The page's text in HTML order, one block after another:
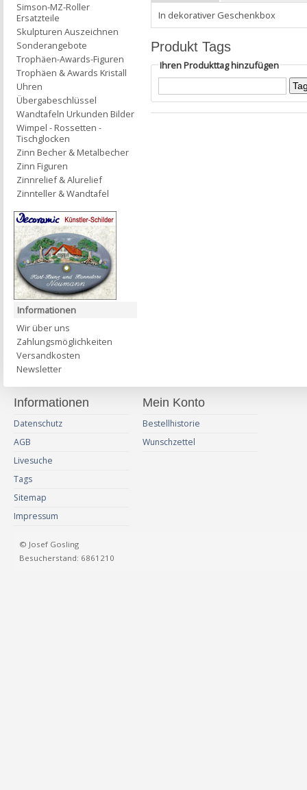
In dekorativer Geschenkbox
Produkt Tags
Ihren Produkttag hinzufügen
Simson-MZ-Roller
Ersatzteile
Skulpturen Auszeichnen
Sonderangebote
Trophäen-Awards-Figuren
Trophäen & Awards Kristall
Uhren
Übergabeschlüssel
Wandtafeln Urkunden Bilder
Wimpel - Rossetten -
Tischglocken
Zinn Becher & Metalbecher
Zinn Figuren
Zinnrelief & Alurelief
Zinnteller & Wandtafel
Informationen
Wir über uns
Zahlungsmöglichkeiten
Versandkosten
Newsletter
Informationen
Datenschutz
AGB
Livesuche
Tags
Sitemap
Impressum
Mein Konto
Bestellhistorie
Wunschzettel
© Josef Gosling
Besucherstand: 6861210